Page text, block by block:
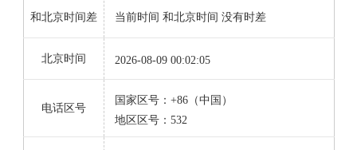
和北京时间差 当前时间 和北京时间 没有时差
北京时间 2026-08-09 00:02:05
电话区号
国家区号：+86（中国）
地区区号：532